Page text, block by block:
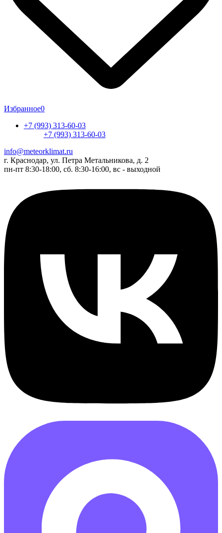
Избранное0
+7 (993) 313-60-03
+7 (993) 313-60-03
info@meteorklimat.ru
г. Краснодар, ул. Петра Метальникова, д. 2
пн-пт 8:30-18:00, сб. 8:30-16:00, вс - выходной